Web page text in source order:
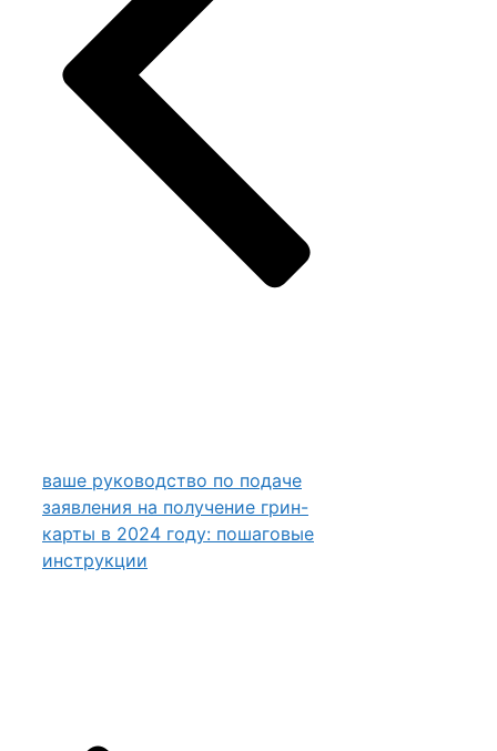
ваше руководство по подаче
заявления на получение грин-
карты в 2024 году: пошаговые
инструкции